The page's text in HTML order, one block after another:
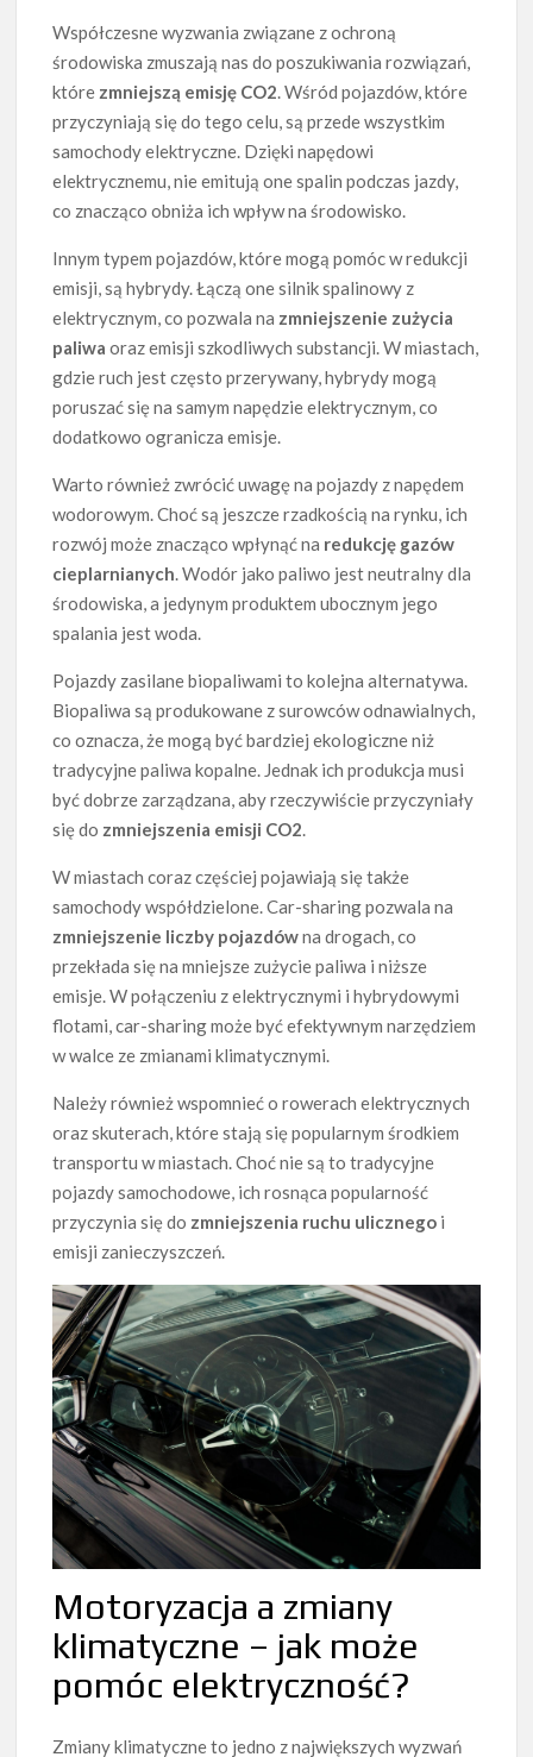
Współczesne wyzwania związane z ochroną
środowiska zmuszają nas do poszukiwania rozwiązań,
które zmniejszą emisję CO2. Wśród pojazdów, które
przyczyniają się do tego celu, są przede wszystkim
samochody elektryczne. Dzięki napędowi
elektrycznemu, nie emitują one spalin podczas jazdy,
co znacząco obniża ich wpływ na środowisko.
Innym typem pojazdów, które mogą pomóc w redukcji
emisji, są hybrydy. Łączą one silnik spalinowy z
elektrycznym, co pozwala na zmniejszenie zużycia
paliwa oraz emisji szkodliwych substancji. W miastach,
gdzie ruch jest często przerywany, hybrydy mogą
poruszać się na samym napędzie elektrycznym, co
dodatkowo ogranicza emisje.
Warto również zwrócić uwagę na pojazdy z napędem
wodorowym. Choć są jeszcze rzadkością na rynku, ich
rozwój może znacząco wpłynąć na redukcję gazów
cieplarnianych. Wodór jako paliwo jest neutralny dla
środowiska, a jedynym produktem ubocznym jego
spalania jest woda.
Pojazdy zasilane biopaliwami to kolejna alternatywa.
Biopaliwa są produkowane z surowców odnawialnych,
co oznacza, że mogą być bardziej ekologiczne niż
tradycyjne paliwa kopalne. Jednak ich produkcja musi
być dobrze zarządzana, aby rzeczywiście przyczyniały
się do zmniejszenia emisji CO2.
W miastach coraz częściej pojawiają się także
samochody współdzielone. Car-sharing pozwala na
zmniejszenie liczby pojazdówna drogach, co
przekłada się na mniejsze zużycie paliwa i niższe
emisje. W połączeniu z elektrycznymi i hybrydowymi
flotami, car-sharing może być efektywnym narzędziem
w walce ze zmianami klimatycznymi.
Należy również wspomnieć o rowerach elektrycznych
oraz skuterach, które stają się popularnym środkiem
transportu w miastach. Choć nie są to tradycyjne
pojazdy samochodowe, ich rosnąca popularność
przyczynia się do zmniejszenia ruchu ulicznego i
emisji zanieczyszczeń.
Motoryzacja a zmiany
klimatyczne – jak może
pomóc elektryczność?
Zmiany klimatyczne to jedno z największych wyzwań